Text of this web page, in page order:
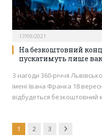
17/09/2021
На безкоштовний
пускатимуть лише
З нагоди 360-річчя
імені Івана Франка 18
відбудеться безкоштовний
1 2 3 Next